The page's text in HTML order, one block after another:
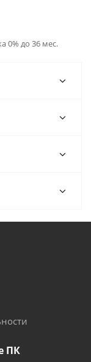
0% до 36 мес.
ПК